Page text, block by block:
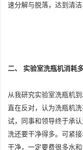
速分解与脱落，达到清洁
二、 实验室洗瓶机消耗
从我研究实验室洗瓶机
直在反对，认为洗瓶机
试，同事和领导终于承
洗还要干净得多。可紧
干净，一定要费很多水和